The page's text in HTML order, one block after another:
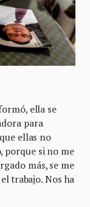
ella se
para
ellas no
porque si no me
más, se me
trabajo. Nos ha